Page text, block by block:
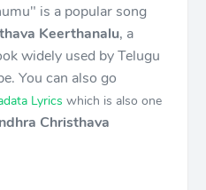
is a popular song
Keerthanalu, a
widely used by Telugu
You can also go
Lyrics which is also one
Christhava